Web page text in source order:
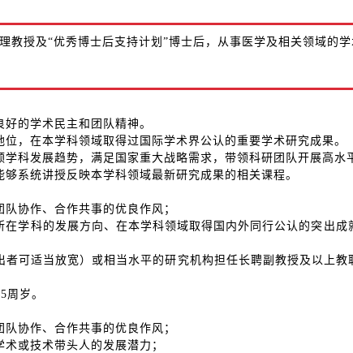
授及“优秀博士后支持计划”博士后，从事医学及相关领域的学
的学术民主和团队精神。
，在本学科领域取得过国际学术界公认的重要学术研究成果。
科发展趋势，满足国家重大战略需求，带领科研团队开展高水
系统讲授反映本学科领域最新研究成果的相关课程。
协作、合作共事的优良作风；
学科的发展方向、在本学科领域取得国内外同行公认的突出
可适当放宽）或相当水平的研究机构担任长聘副教授及以上
岁。
协作、合作共事的优良作风；
或技术带头人的发展潜力；